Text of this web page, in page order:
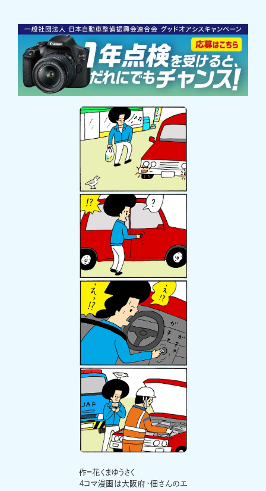
作＝花くまゆうさく
４コマ漫画は大阪府・佃さんのエ